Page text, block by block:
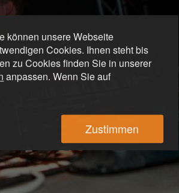
können unsere Webseite
Cookies. Ihnen steht bis
zu Cookies finden Sie in unserer
anpassen. Wenn Sie auf
Zustimmen